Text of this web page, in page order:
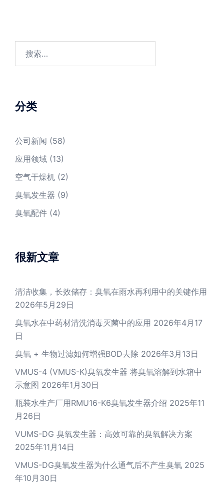
索：
分类
公司新闻 (58)
应用领域 (13)
空气干燥机 (2)
臭氧发生器 (9)
臭氧配件 (4)
很新文章
清洁收集，长效储存：臭氧在雨水再利用中的关键作用
2026年5月29日
臭氧水在中药材清洗消毒灭菌中的应用 2026年4月17
日
臭氧 + 生物过滤如何增强BOD去除 2026年3月13日
VMUS-4 (VMUS-K)臭氧发生器 将臭氧溶解到水箱中
示意图 2026年1月30日
瓶装水生产厂用RMU16-K6臭氧发生器介绍 2025年11
月26日
VUMS-DG 臭氧发生器：高效可靠的臭氧解决方案
2025年11月14日
VMUS-DG臭氧发生器为什么通气后不产生臭氧 2025
年10月30日